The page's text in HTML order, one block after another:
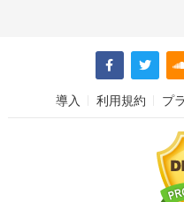
導入 利用規約 プ